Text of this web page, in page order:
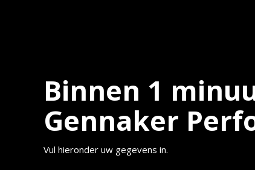
Binnen 1
Gennaker
Vul hieronder uw gegevens in.